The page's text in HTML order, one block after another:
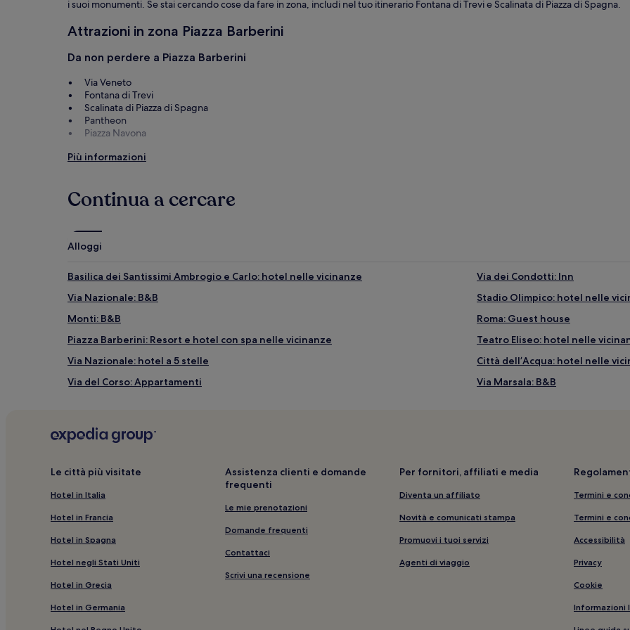
i suoi monumenti. Se stai cercando cose da fare in zona, includi nel tuo itinerario Fontana di Trevi e Scalinata di Piazza di Spagna.
Attrazioni in zona Piazza Barberini
Da non perdere a Piazza Barberini
Via Veneto
Fontana di Trevi
Scalinata di Piazza di Spagna
Pantheon
Piazza Navona
Cose da fare in zona Piazza Barberini
Musei Vaticani
Convento dei Cappuccini
Più informazioni
Continua a cercare
Alloggi
Basilica dei Santissimi Ambrogio e Carlo: hotel nelle vicinanze
Via dei Condotti: Inn
Via Nazionale: B&B
Stadio Olimpico: hotel nelle
Monti: B&B
Roma: Guest house
Piazza Barberini: Resort e hotel con spa nelle vicinanze
Teatro Eliseo: hotel nelle
Via Nazionale: hotel a 5 stelle
Città dell’Acqua: hotel nelle
Via del Corso: Appartamenti
Via Marsala: B&B
Roma: Inn
Via del Corso: Guest house
Piazza Barberini: Hotel
Roma: hotel a 2 stelle
Via dei Condotti: B&B
Via Nazionale: Hotel per fare
Le città più visitate
Hotel in Italia
Hotel in Francia
Hotel in Spagna
Hotel negli Stati Uniti
Hotel in Grecia
Hotel in Germania
Assistenza clienti e domande
frequenti
Le mie prenotazioni
Domande frequenti
Contattaci
Scrivi una recensione
Per fornitori, affiliati e media
Diventa un affiliato
Novità e comunicati stampa
Promuovi i tuoi servizi
Agenti di viaggio
Termini e
Termini e
Accessibilità
Privacy
Cookie
Informazioni